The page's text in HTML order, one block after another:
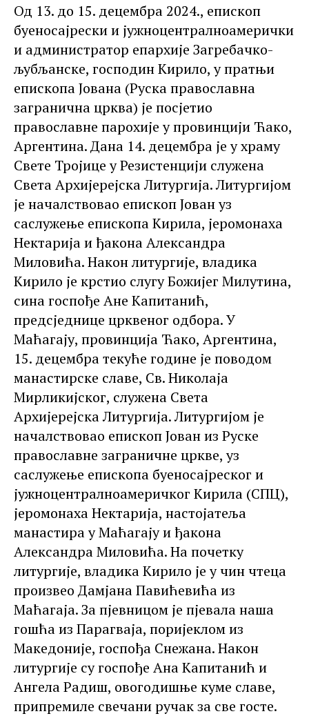
Од 13. до 15. децембра 2024., епископ
буеносајрески и јужноцентралноамерички
и администратор епархије Загребачко-
љубљанске, господин Кирило, у пратњи
епископа Јована (Руска православна
загранична црква) је посјетио
православне парохије у провинцији Ћако,
Аргентина. Дана 14. децембра је у храму
Свете Тројице у Резистенцији служена
Света Архијерејска Литургија. Литургијом
је началствовао епископ Јован уз
саслужење епископа Кирила, јеромонаха
Нектарија и ђакона Александра
Миловића. Након литургије, владика
Кирило је крстио слугу Божијег Милутина,
сина госпође Ане Капитанић,
предсједнице црквеног одбора. У
Маћагају, провинција Ћако, Аргентина,
15. децембра текуће године је поводом
манастирске славе, Св. Николаја
Мирликијског, служена Света
Архијерејска Литургија. Литургијом је
началствовао епископ Јован из Руске
православне заграничне цркве, уз
саслужење епископа буеносајреског и
јужноцентралноамеричког Кирила (СПЦ),
јеромонаха Нектарија, настојатеља
манастира у Маћагају и ђакона
Александра Миловића. На почетку
литургије, владика Кирило је у чин чтеца
произвео Дамјана Павићевића из
Маћагаја. За пјевницом је пјевала наша
гошћа из Парагваја, поријеклом из
Македоније, госпођа Снежана. Након
литургије су госпође Ана Капитанић и
Ангела Радиш, овогодишње куме славе,
припремиле свечани ручак за све госте.